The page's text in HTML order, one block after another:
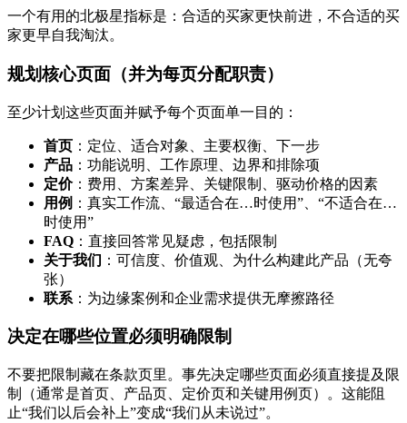
一个有用的北极星指标是：合适的买家更快前进，不合适的买
家更早自我淘汰。
规划核心页面（并为每页分配职责）
至少计划这些页面并赋予每个页面单一目的：
首页 ：定位、适合对象、主要权衡、下一步
产品 ：功能说明、工作原理、边界和排除项
定价：费用、方案差异、关键限制、驱动价格的因素
用例 ：真实工作流、“最适合在…时使用”、“不适合在…
时使用”
FAQ ：直接回答常见疑虑，包括限制
关于我们 ：可信度、价值观、为什么构建此产品（无夸
张）
联系 ：为边缘案例和企业需求提供无摩擦路径
决定在哪些位置必须明确限制
不要把限制藏在条款页里。事先决定哪些页面必须直接提及限
制（通常是首页、产品页、定价页和关键用例页）。这能阻
止“我们以后会补上”变成“我们从未说过”。